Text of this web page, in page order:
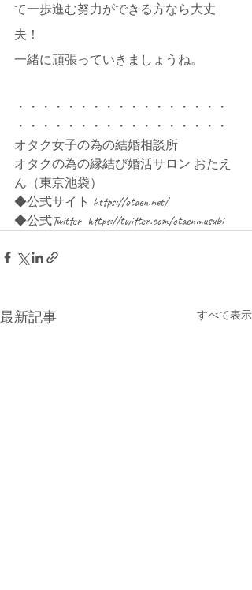
て一歩進む努力ができる方なら大丈
夫！
一緒に頑張っていきましょうね。
・・・・・・・・・・・・・・・・・
・・・・・・・・・・・・・・・・・
オタク女子の為の結婚相談所
オタクの為の縁結び婚活サロン おたえ
ん（東京池袋）
◆公式サイト https://otaen.net/
◆公式Twitter  https://twitter.com/otaenmusubi
最新記事 すべて表示